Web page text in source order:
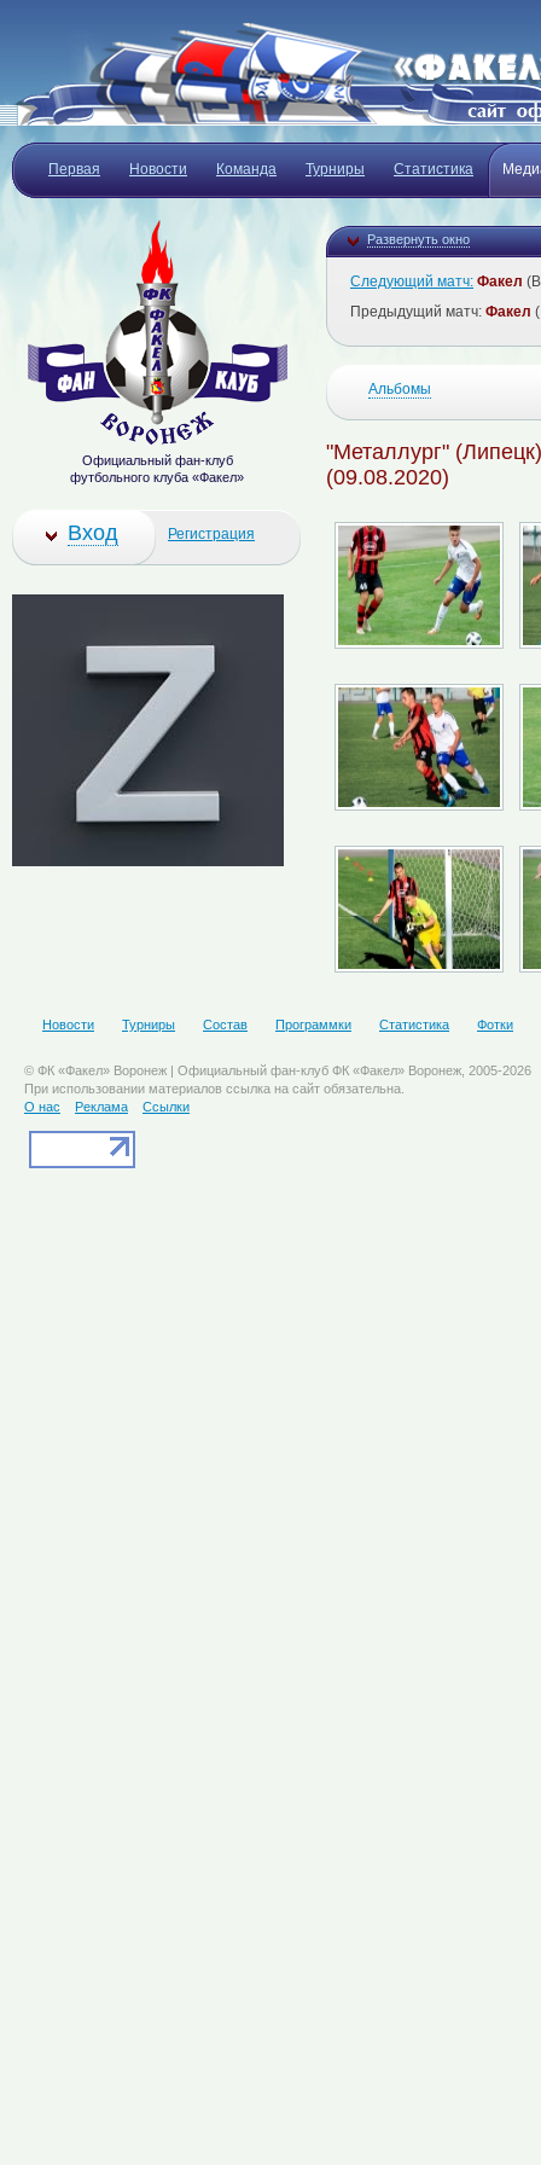
Первая Новости Команда Турниры Статистика
Развернуть окно
Следующий матч: Факел
Предыдущий матч: Факел
Альбомы
"Металлург"
(09.08.2020)
Официальный фан-клуб
футбольного клуба «Факел»
Вход Регистрация
Новости Турниры Состав Программки Статистика Фотки
© ФК «Факел» Воронеж | Официальный фан-клуб ФК «Факел» Воронеж, 2005-2026
При использовании материалов ссылка на сайт обязательна.
О нас
Реклама Ссылки